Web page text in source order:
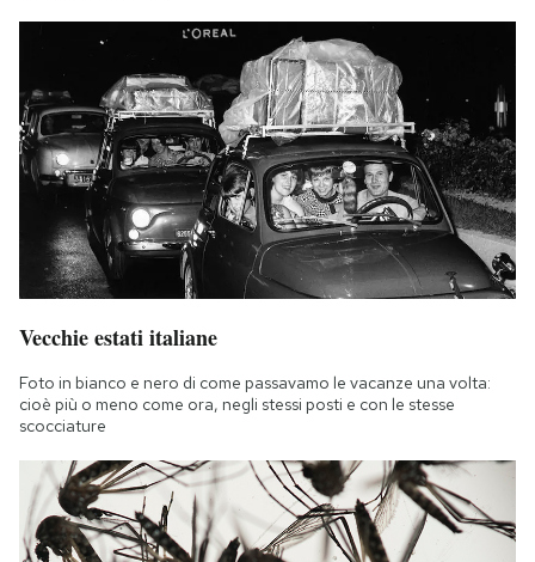
Vecchie estati italiane
Foto in bianco e nero di come passavamo le vacanze una volta:
cioè più o meno come ora, negli stessi posti e con le stesse
scocciature